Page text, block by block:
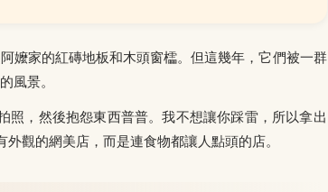
嬤家的紅磚地板和木頭窗櫺。但這幾年，它們被一群
風景。
照，然後抱怨東西普普。我不想讓你踩雷，所以拿出
觀的網美店，而是連食物都讓人點頭的店。